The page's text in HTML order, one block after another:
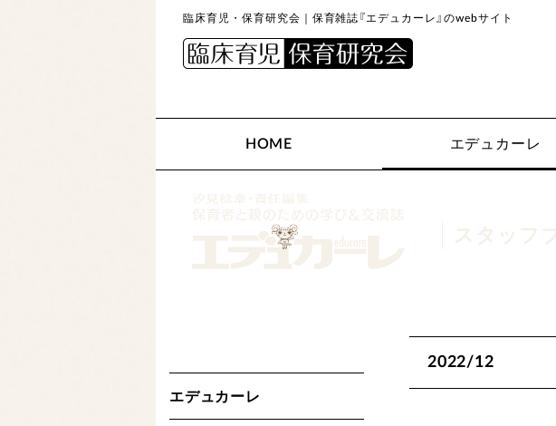
臨床育児・保育研究会｜保育雑誌『エデュカーレ』のwebサイト
HOME エデュカーレ
2022/12
エデュカーレ